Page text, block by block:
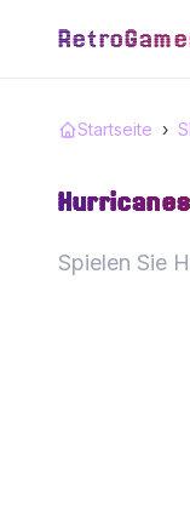
Startseite ›
Spielen Sie